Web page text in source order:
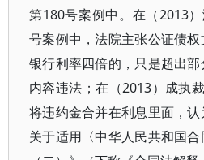
第180号案例中。在（2013
号案例中，法院主张公证债
银行利率四倍的，只是超出
内容违法；在（2013）成执
将违约金合并在利息里面，
关于适用〈中华人民共和国